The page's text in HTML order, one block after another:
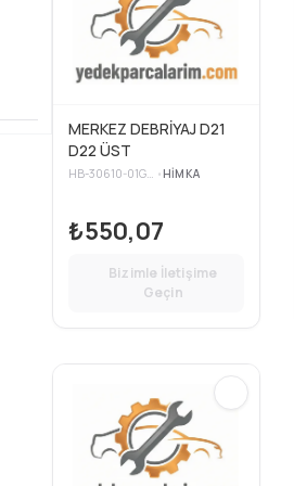
MERKEZ DEBRİYAJ D21
D22 ÜST
• HIMKA
₺550,07
Bizimle İletişime
Geçin